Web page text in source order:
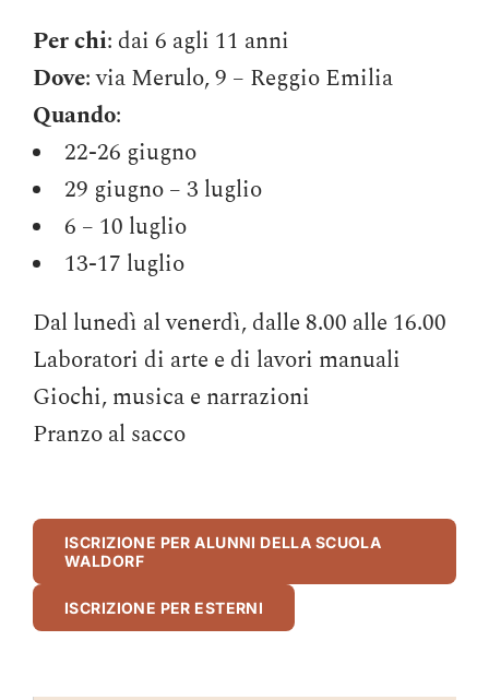
Per chi: dai 6 agli 11 anni
Dove: via Merulo, 9 – Reggio Emilia
Quando:
22-26 giugno
29 giugno – 3 luglio
6 – 10 luglio
13-17 luglio
Dal lunedì al venerdì, dalle 8.00 alle 16.00
Laboratori di arte e di lavori manuali
Giochi, musica e narrazioni
Pranzo al sacco
ISCRIZIONE PER ALUNNI DELLA SCUOLA
WALDORF
ISCRIZIONE PER ESTERNI